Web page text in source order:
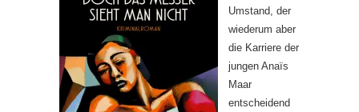
Umstand, der
wiederum aber
die Karriere der
jungen Anaïs
Maar
entscheidend